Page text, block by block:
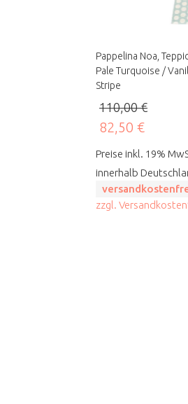
Pappelina Noa,
Pale Turquoise /
Stripe
110,00 €
82,50 €
Preise inkl. 19%
innerhalb
zzgl.